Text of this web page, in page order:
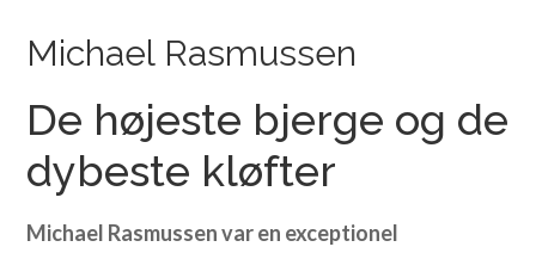
Michael Rasmussen
De højeste bjerge og de
dybeste kløfter
Michael Rasmussen var en exceptionel